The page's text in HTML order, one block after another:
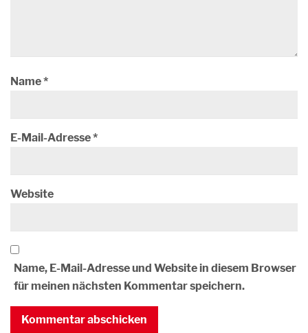
Name*
E-Mail-Adresse*
Website
Name, E-Mail-Adresse und Website in diesem Browser
für meinen nächsten Kommentar speichern.